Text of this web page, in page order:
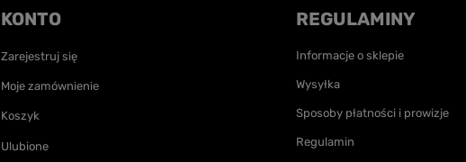
KONTO
Zarejestruj się
Moje zamównienie
Koszyk
Ulubione
REGULAMINY
Informacje o sklepie
Wysyłka
Sposoby płatności i prowizje
Regulamin